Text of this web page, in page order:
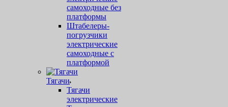
самоходные без
платформы
Штабелеры-
погрузчики
электрические
самоходные с
платформой
Тягачи
Тягачи
электрические